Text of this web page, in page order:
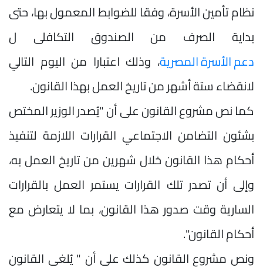
نظام تأمين الأسرة، وفقا للضوابط المعمول بها، حتى
بداية الصرف من الصندوق التكافلى ل
دعم الأسرة المصرية، وذلك اعتبارا من اليوم التالي
لانقضاء ستة أشهر من تاريخ العمل بهذا القانون.
كما نص مشروع القانون على أن "يُصدر الوزير المختص
بشئون التضامن الاجتماعي القرارات اللازمة لتنفيذ
أحكام هذا القانون خلال شهرين من تاريخ العمل به،
وإلى أن تصدر تلك القرارات يستمر العمل بالقرارات
السارية وقت صدور هذا القانون، بما لا يتعارض مع
أحكام القانون".
ونص مشروع القانون كذلك على أن " يُلغى القانون